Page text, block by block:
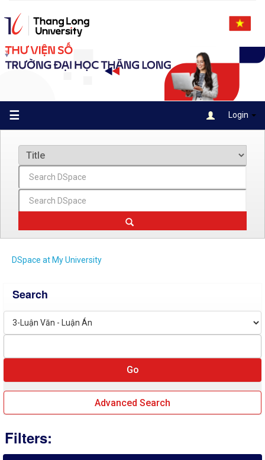
navigation
☰ Login
DSpace at My University
Search
Advanced Search
Filters: